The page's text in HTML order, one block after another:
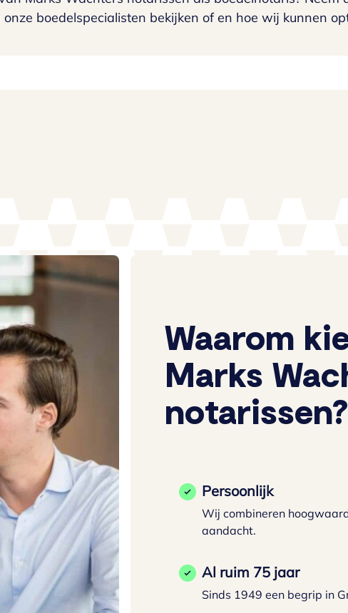
onze boedelspecialisten bekijken of en hoe wij kunnen
Waarom
Marks
notarissen?
Persoonlijk
Wij combineren
aandacht.
Al ruim 75 jaar
Sinds 1949 een begrip in